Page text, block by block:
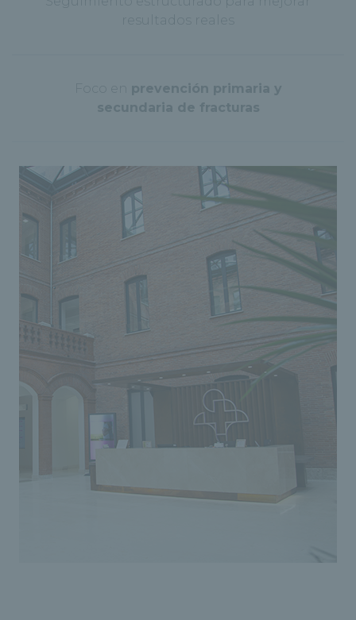
resultados reales
Foco en prevención primaria y
secundaria de fracturas